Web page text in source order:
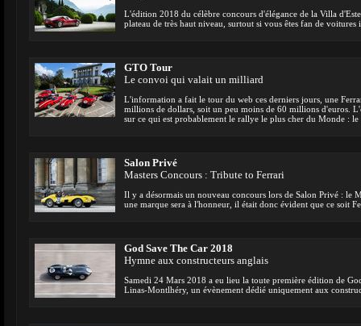
L'édition 2018 du célèbre concours d'élégance de la Villa
plateau de très haut niveau, surtout si vous êtes fan de voitures
GTO Tour
Le convoi qui valait un milliard
L'information a fait le tour du web ces derniers jours, une
millions de dollars, soit un peu moins de 60 millions d'euros.
sur ce qui est probablement le rallye le plus cher du Monde : le
Salon Privé
Masters Concours : Tribute to Ferrari
Il y a désormais un nouveau concours lors de Salon Privé : le
une marque sera à l'honneur, il était donc évident que ce soit
God Save The Car 2018
Hymne aux constructeurs anglais
Samedi 24 Mars 2018 a eu lieu la toute première édition de
Linas-Montlhéry, un évènement dédié uniquement aux